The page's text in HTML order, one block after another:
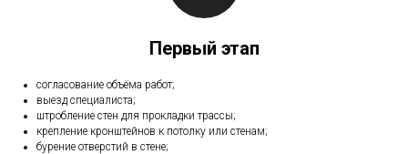
Первый этап
согласование объёма работ;
выезд специалиста;
штробление стен для прокладки трассы;
крепление кронштейнов к потолку или стенам;
бурение отверстий в стене;